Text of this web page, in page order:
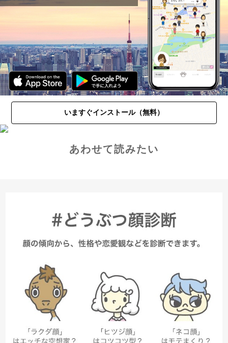
いますぐインストール（無料）
あわせて読みたい